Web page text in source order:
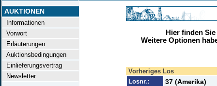
AUKTIONEN
Informationen
Vorwort
Erläuterungen
Auktionsbedingungen
Einlieferungsvertrag
Newsletter
Hier finden
Weitere Optionen
Vorheriges Los
Losnr.:
37 (Amerika)